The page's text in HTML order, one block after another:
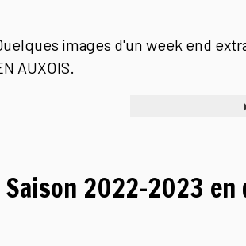
images d'un week end
AUXOIS.
Saison 2022-2023 en